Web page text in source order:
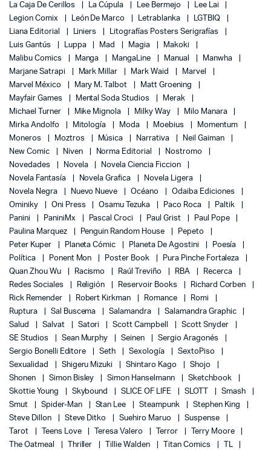
La Caja De Cerillos
La Cúpula Lee Bermejo
Lee Lai
Legion Comix
León De Marco Letrablanka
LGTBIQ
Liana Editorial
Liniers
Litografías Posters Serigrafías
Luis Gantús
Luppa Mad Magia
Makoki
Malibu Comics
Manga MangaLine Manual
Manwha
Marjane Satrapi
Mark Millar Mark Waid
Marvel
Marvel México
Mary M. Talbot
Matt Groening
Mayfair Games
Mental Soda Studios
Merak
Michael Turner
Mike Mignola Milky Way
Milo Manara
Mirka Andolfo
Mitología Moda Moebius
Momentum
Moneros
Moztros Música Narrativa
Neil Gaiman
New Comic
Niven Norma Editorial
Nostromo
Novedades
Novela
Novela Ciencia Ficcion
Novela Fantasía
Novela Grafica
Novela Ligera
Novela Negra
Nuevo Nueve Océano
Odaiba Ediciones
Ominiky
Oni Press Osamu Tezuka Paco Roca
Paltik
Panini
PaniniMx Pascal Croci Paul Grist
Paul Pope
Paulina Marquez
Penguin Random House
Pepeto
Peter Kuper
Planeta Cómic Planeta De Agostini
Poesía
Política
Ponent Mon Poster Book
Pura Pinche Fortaleza
Quan Zhou Wu
Racismo Raúl Treviño RBA
Recerca
Redes Sociales
Religión Reservoir Books
Richard Corben
Rick Remender
Robert Kirkman Romance
Romi
Ruptura
Sal Buscema Salamandra
Salamandra Graphic
Salud
Salvat Satori Scott Campbell
Scott Snyder
SE Studios
Sean Murphy Seinen
Sergio Aragonés
Sergio Bonelli Editore
Seth Sexología
SextoPiso
Sexualidad
Shigeru Mizuki Shintaro Kago
Shojo
Shonen
Simon Bisley Simon Hanselmann
Sketchbook
Skottie Young
Skybound SLICE OF LIFE SLOTT
Smash
Smut
Spider-Man Stan Lee Steampunk
Stephen King
Steve Dillon
Steve Ditko Suehiro Maruo
Suspense
Tarot
Teens Love Teresa Valero Terror
Terry Moore
The Oatmeal
Thriller Tillie Walden Titan Comics TL